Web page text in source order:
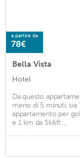
a partire da
78€
Bella Vista
Hotel
Da questo
meno di 5 minuti, sia
appartamento per
e 1 km da Skilift ...